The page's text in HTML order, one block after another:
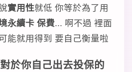
實用性就低 你等於為了用
永續卡 保費... 啊不過 裡面
能就用得到 要自己衡量啦
於你自己出去投保的